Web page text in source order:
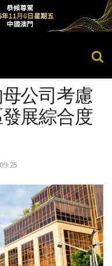
公司考慮
展綜合度